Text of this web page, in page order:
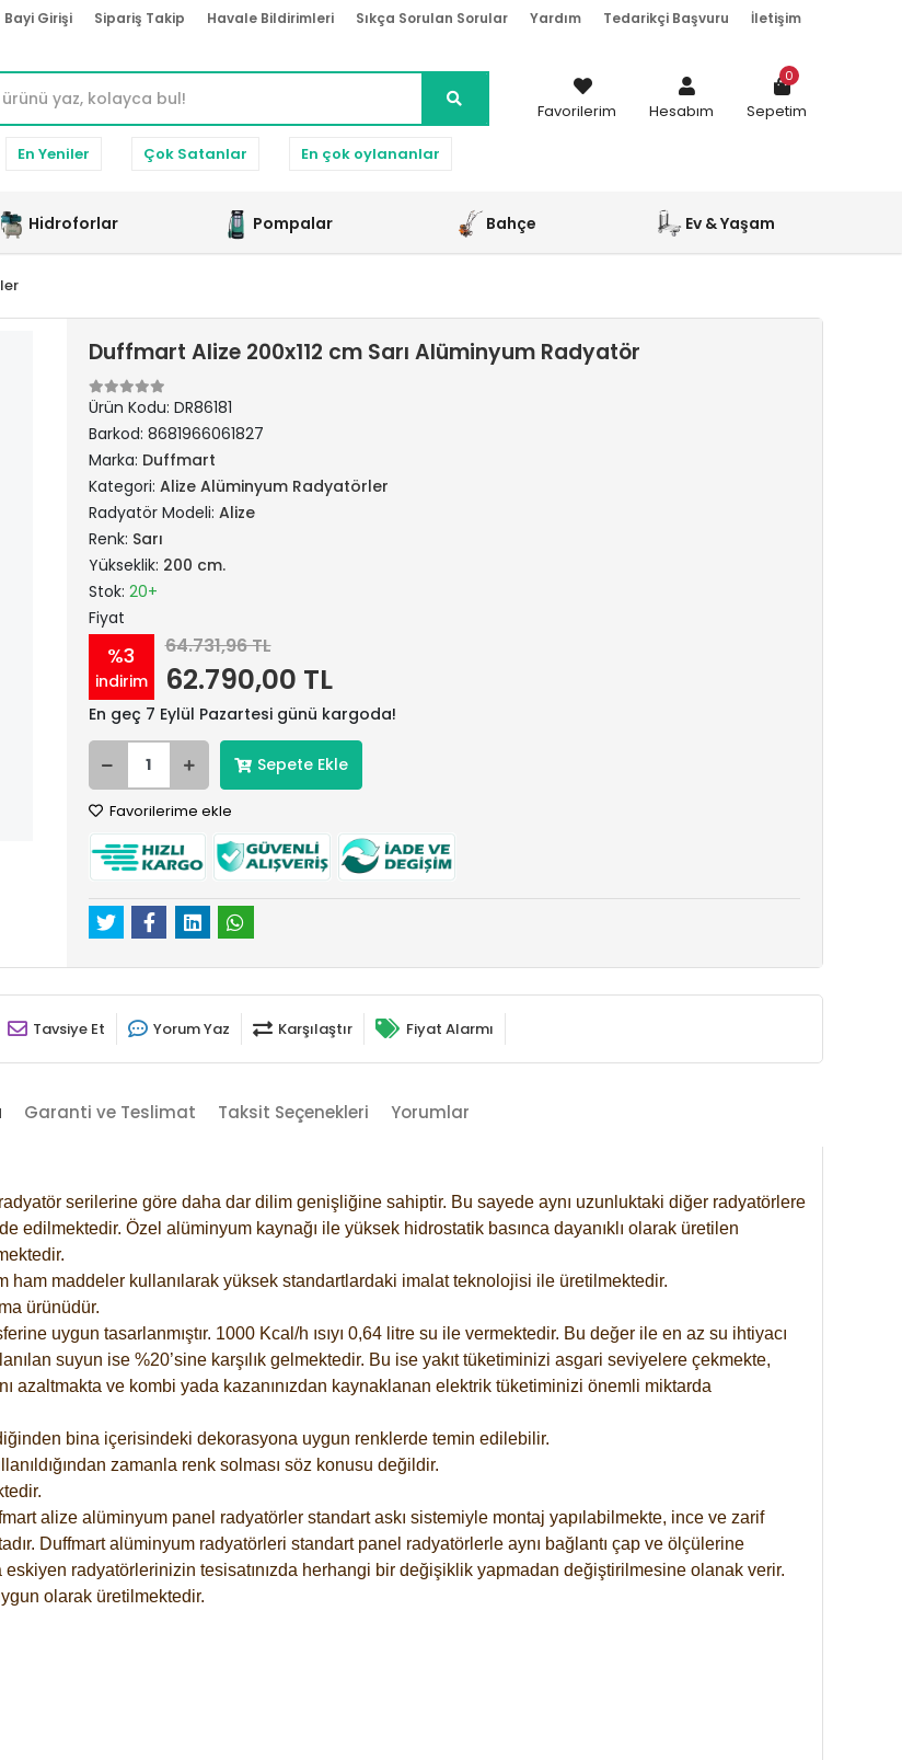
Bayi Girişi Sipariş Takip Havale Bildirimleri Sıkça Sorulan Sorular Yardım Tedarikçi Başvuru İletişim
En Yeniler Çok Satanlar En çok oylananlar
Favorilerim Hesabım Sepetim
0
Hidroforlar Pompalar Bahçe Ev & Yaşam
Duffmart Alize 200x112 cm Sarı Alüminyum Radyatör
Ürün Kodu: DR86181
Barkod: 8681966061827
Marka: Duffmart
Kategori: Alize Alüminyum Radyatörler
Radyatör Modeli: Alize
Renk: Sarı
Yükseklik: 200 cm.
Stok: 20+
Fiyat
%3
indirim
64.731,96 TL
62.790,00 TL
En geç 7 Eylül Pazartesi günü kargoda!
Sepete Ekle
Favorilerime ekle
Tavsiye Et Yorum Yaz Karşılaştır Fiyat Alarmı
Garanti ve Teslimat Taksit Seçenekleri Yorumlar
serilerine göre daha dar dilim genişliğine sahiptir. Bu sayede aynı uzunluktaki diğer radyatörlere
edilmektedir. Özel alüminyum kaynağı ile yüksek hidrostatik basınca dayanıklı olarak üretilen
maddeler kullanılarak yüksek standartlardaki imalat teknolojisi ile üretilmektedir.
ürünüdür.
uygun tasarlanmıştır. 1000 Kcal/h ısıyı 0,64 litre su ile vermektedir. Bu değer ile en az su ihtiyacı
suyun ise %20’sine karşılık gelmektedir. Bu ise yakıt tüketiminizi asgari seviyelere çekmekte,
azaltmakta ve kombi yada kazanınızdan kaynaklanan elektrik tüketiminizi önemli miktarda
bina içerisindeki dekorasyona uygun renklerde temin edilebilir.
zamanla renk solması söz konusu değildir.
alize alüminyum panel radyatörler standart askı sistemiyle montaj yapılabilmekte, ince ve zarif
Duffmart alüminyum radyatörleri standart panel radyatörlerle aynı bağlantı çap ve ölçülerine
eskiyen radyatörlerinizin tesisatınızda herhangi bir değişiklik yapmadan değiştirilmesine olanak verir.
olarak üretilmektedir.